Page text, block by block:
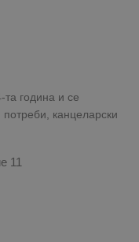
година и се
канцеларски
11